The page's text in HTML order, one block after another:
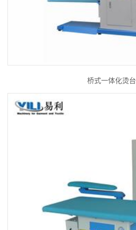
桥式一体化烫台